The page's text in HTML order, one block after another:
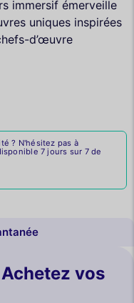
immersif émerveille
uniques inspirées
d’œuvre
? N'hésitez pas à
7 jours sur 7 de
vos